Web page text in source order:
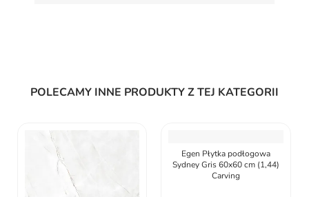
POLECAMY INNE PRODUKTY Z TEJ KATEGORII